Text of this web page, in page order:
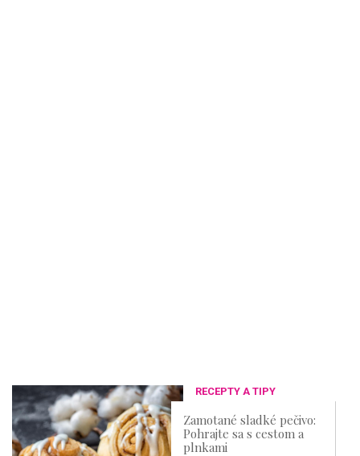
RECEPTY A TIPY
Zamotané sladké pečivo:
Pohrajte sa s cestom a
plnkami